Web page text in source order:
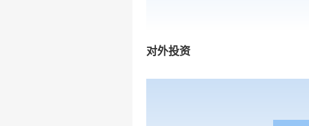
对外投资